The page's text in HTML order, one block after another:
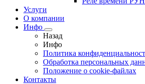
Услуги
О компании
Инфо
Назад
Инфо
Политика
Обработка персональных
Положение о cookie-файлах
Контакты